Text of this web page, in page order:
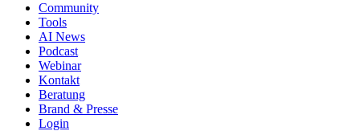
Community
Tools
AI News
Podcast
Webinar
Kontakt
Beratung
Brand & Presse
Login